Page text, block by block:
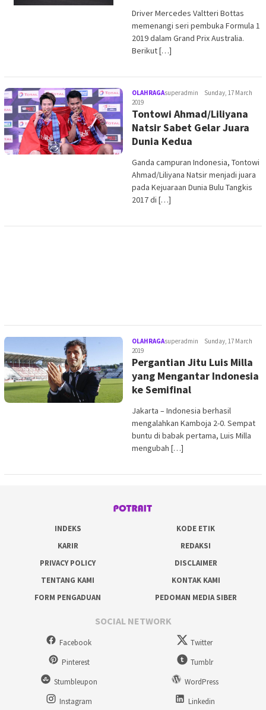
Driver Mercedes Valtteri Bottas
memenangi seri pembuka Formula 1
2019 dalam Grand Prix Australia.
Berikut […]
OLAHRAGAsuperadmin
Sunday, 17 March
2019
Tontowi Ahmad/Liliyana
Natsir Sabet Gelar Juara
Dunia Kedua
Ganda campuran Indonesia, Tontowi
Ahmad/Liliyana Natsir menjadi juara
pada Kejuaraan Dunia Bulu Tangkis
2017 di […]
OLAHRAGAsuperadmin
Sunday, 17 March
2019
Pergantian Jitu Luis Milla
yang Mengantar Indonesia
ke Semifinal
Jakarta – Indonesia berhasil
mengalahkan Kamboja 2-0. Sempat
buntu di babak pertama, Luis Milla
mengubah […]
INDEKS
KODE ETIK
KARIR
REDAKSI
PRIVACY POLICY
DISCLAIMER
TENTANG KAMI
KONTAK KAMI
FORM PENGADUAN
PEDOMAN MEDIA SIBER
SOCIAL NETWORK
Facebook
Twitter
Pinterest
Tumblr
Stumbleupon
WordPress
Instagram
Linkedin